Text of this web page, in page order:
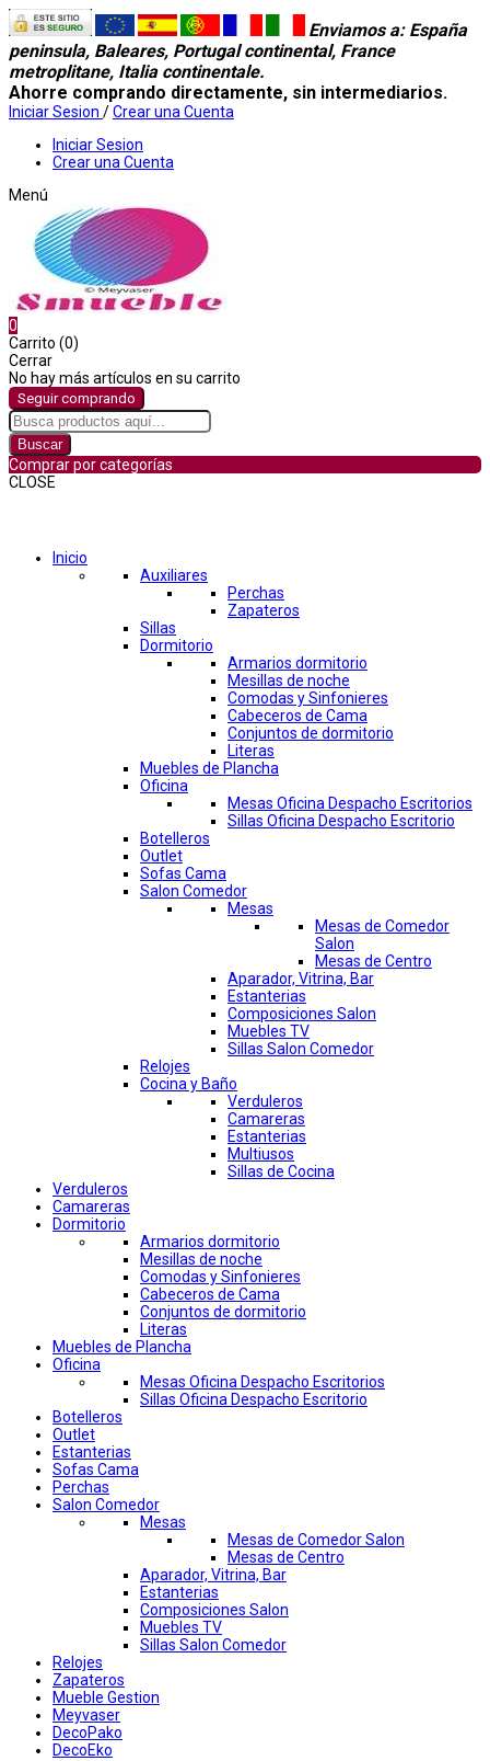
Enviamos a: España
peninsula, Baleares, Portugal continental, France
metroplitane, Italia continentale.
Ahorre comprando directamente, sin intermediarios.
Iniciar Sesion /Crear una Cuenta
Iniciar Sesion
Crear una Cuenta
Menú
0
Carrito (0)
Cerrar
No hay más artículos en su carrito
Seguir comprando
Buscar
Comprar por categorías
CLOSE
Inicio
Auxiliares
Perchas
Zapateros
Sillas
Dormitorio
Armarios dormitorio
Mesillas de noche
Comodas y Sinfonieres
Cabeceros de Cama
Conjuntos de dormitorio
Literas
Muebles de Plancha
Oficina
Mesas Oficina Despacho Escritorios
Sillas Oficina Despacho Escritorio
Botelleros
Outlet
Sofas Cama
Salon Comedor
Mesas
Mesas de Comedor
Salon
Mesas de Centro
Aparador, Vitrina, Bar
Estanterias
Composiciones Salon
Muebles TV
Sillas Salon Comedor
Relojes
Cocina y Baño
Verduleros
Camareras
Estanterias
Multiusos
Sillas de Cocina
Verduleros
Camareras
Dormitorio
Armarios dormitorio
Mesillas de noche
Comodas y Sinfonieres
Cabeceros de Cama
Conjuntos de dormitorio
Literas
Muebles de Plancha
Oficina
Mesas Oficina Despacho Escritorios
Sillas Oficina Despacho Escritorio
Botelleros
Outlet
Estanterias
Sofas Cama
Perchas
Salon Comedor
Mesas
Mesas de Comedor Salon
Mesas de Centro
Aparador, Vitrina, Bar
Estanterias
Composiciones Salon
Muebles TV
Sillas Salon Comedor
Relojes
Zapateros
Mueble Gestion
Meyvaser
DecoPako
DecoEko